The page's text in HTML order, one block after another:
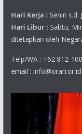
Hari Kerja : Senin
Hari Libur : Sabtu,
ditetapkan oleh
Telp/WA : +62 812-
email : info@orari.or.id